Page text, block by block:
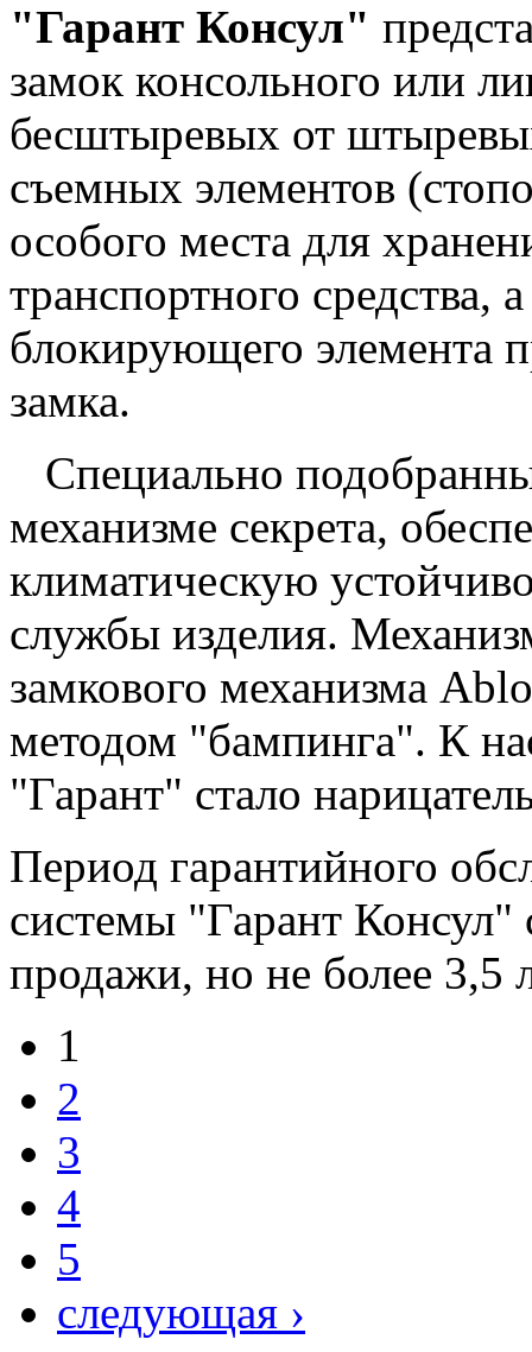
"Гарант Консул"
замок консольного или
бесштыревых от
съемных элементов
особого места для
транспортного средства,
блокирующего элемента
замка.
Специально
механизме секрета,
климатическую
службы изделия.
замкового механизма
методом "бампинга". К
"Гарант" стало
Период гарантийного
системы "Гарант Консул"
продажи, но не более 3,5
1
2
3
4
5
следующая ›